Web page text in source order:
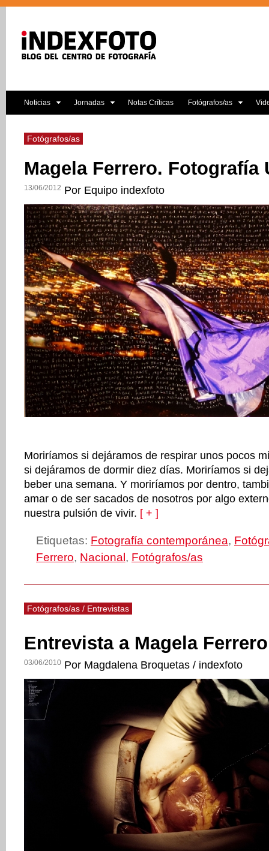
Noticias Jornadas Notas Críticas Fotógrafos/as
Fotógrafos/as
Magela Ferrero. Fotografía
13/06/2012 Por Equipo indexfoto
Moriríamos si dejáramos de respirar unos pocos
si dejáramos de dormir diez días. Moriríamos si
beber una semana. Y moriríamos por dentro,
amar o de ser sacados de nosotros por algo
nuestra pulsión de vivir. [ + ]
Etiquetas: Fotografía contemporánea,
Ferrero, Nacional , Fotógrafos/as
Fotógrafos/as / Entrevistas
Entrevista a Magela Ferrero
03/06/2010 Por Magdalena Broquetas / indexfoto